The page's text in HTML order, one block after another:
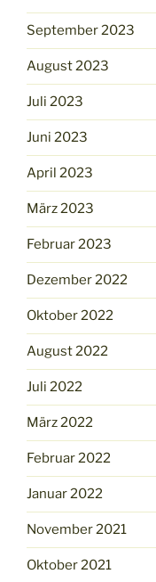
September 2023
August 2023
Juli 2023
Juni 2023
April 2023
März 2023
Februar 2023
Dezember 2022
Oktober 2022
August 2022
Juli 2022
März 2022
Februar 2022
Januar 2022
November 2021
Oktober 2021